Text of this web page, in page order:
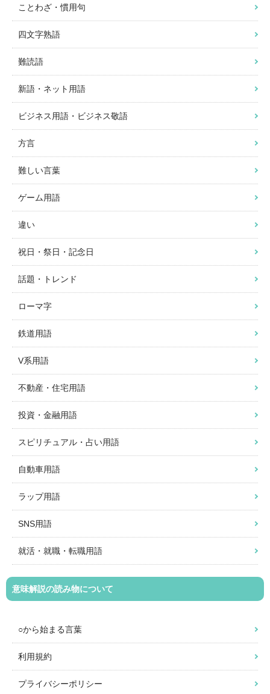
ことわざ・慣用句
四文字熟語
難読語
新語・ネット用語
ビジネス用語・ビジネス敬語
方言
難しい言葉
ゲーム用語
違い
祝日・祭日・記念日
話題・トレンド
ローマ字
鉄道用語
V系用語
不動産・住宅用語
投資・金融用語
スピリチュアル・占い用語
自動車用語
ラップ用語
SNS用語
就活・就職・転職用語
意味解説の読み物について
○から始まる言葉
利用規約
プライバシーポリシー